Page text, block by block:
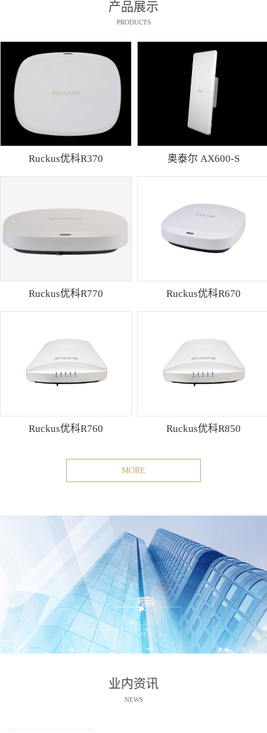
产品展示
PRODUCTS
Ruckus优科R370 奥泰尔 AX600-S
Ruckus优科R770 Ruckus优科R670
Ruckus优科R760 Ruckus优科R850
MORE
业内资讯
NEWS